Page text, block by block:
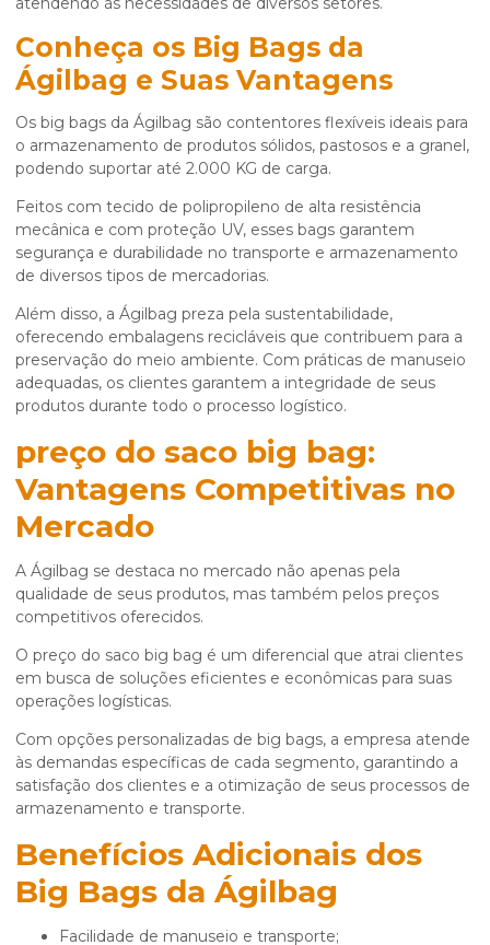
Conheça os Big Bags da
Ágilbag e Suas Vantagens
Os big bags da Ágilbag são contentores flexíveis ideais para
o armazenamento de produtos sólidos, pastosos e a granel,
podendo suportar até 2.000 KG de carga.
Feitos com tecido de polipropileno de alta resistência
mecânica e com proteção UV, esses bags garantem
segurança e durabilidade no transporte e armazenamento
de diversos tipos de mercadorias.
Além disso, a Ágilbag preza pela sustentabilidade,
oferecendo embalagens recicláveis que contribuem para a
preservação do meio ambiente. Com práticas de manuseio
adequadas, os clientes garantem a integridade de seus
produtos durante todo o processo logístico.
preço do saco big bag:
Vantagens Competitivas no
Mercado
A Ágilbag se destaca no mercado não apenas pela
qualidade de seus produtos, mas também pelos preços
competitivos oferecidos.
O preço do saco big bag é um diferencial que atrai clientes
em busca de soluções eficientes e econômicas para suas
operações logísticas.
Com opções personalizadas de big bags, a empresa atende
às demandas específicas de cada segmento, garantindo a
satisfação dos clientes e a otimização de seus processos de
armazenamento e transporte.
Benefícios Adicionais dos
Big Bags da Ágilbag
Facilidade de manuseio e transporte;